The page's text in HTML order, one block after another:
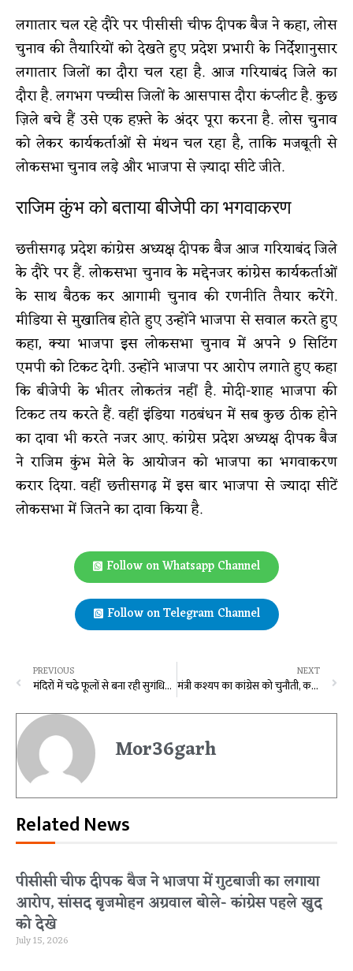
लगातार चल रहे दौरे पर पीसीसी चीफ दीपक बैज ने कहा, लोस
चुनाव की तैयारियों को देखते हुए प्रदेश प्रभारी के निर्देशानुसार
लगातार जिलों का दौरा चल रहा है. आज गरियाबंद जिले का
दौरा है. लगभग पच्चीस जिलों के आसपास दौरा कंप्लीट है. कुछ
ज़िले बचे हैं उसे एक हफ़्ते के अंदर पूरा करना है. लोस चुनाव
को लेकर कार्यकर्ताओं से मंथन चल रहा है, ताकि मजबूती से
लोकसभा चुनाव लड़े और भाजपा से ज़्यादा सीटे जीते.
राजिम कुंभ को बताया बीजेपी का भगवाकरण
छत्तीसगढ़ प्रदेश कांग्रेस अध्यक्ष दीपक बैज आज गरियाबंद जिले
के दौरे पर हैं. लोकसभा चुनाव के मद्देनजर कांग्रेस कार्यकर्ताओं
के साथ बैठक कर आगामी चुनाव की रणनीति तैयार करेंगे.
मीडिया से मुखातिब होते हुए उन्होंने भाजपा से सवाल करते हुए
कहा, क्या भाजपा इस लोकसभा चुनाव में अपने 9 सिटिंग
एमपी को टिकट देगी. उन्होंने भाजपा पर आरोप लगाते हुए कहा
कि बीजेपी के भीतर लोकतंत्र नहीं है. मोदी-शाह भाजपा की
टिकट तय करते हैं. वहीं इंडिया गठबंधन में सब कुछ ठीक होने
का दावा भी करते नजर आए. कांग्रेस प्रदेश अध्यक्ष दीपक बैज
ने राजिम कुंभ मेले के आयोजन को भाजपा का भगवाकरण
करार दिया. वहीं छत्तीसगढ़ में इस बार भाजपा से ज्यादा सीटें
लोकसभा में जितने का दावा किया है.
Follow on Whatsapp Channel
Follow on Telegram Channel
PREVIOUS
मंदिरों में चढ़े फूलों से बना रही सुगंधित हर्बल गुलाल
NEXT
मंत्री कश्यप का कांग्रेस को चुनौती, कहा – किसी एक सीट पर जीतकर बताएं कांग्रेसी, लोकसभा के बाद गायब हो जाएंगे पीसीसी चीफ
Mor36garh
Related News
पीसीसी चीफ दीपक बैज ने भाजपा में गुटबाजी का लगाया
आरोप, सांसद बृजमोहन अग्रवाल बोले- कांग्रेस पहले खुद
को देखे
July 15, 2026